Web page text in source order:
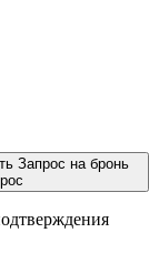
Запрос на бронь